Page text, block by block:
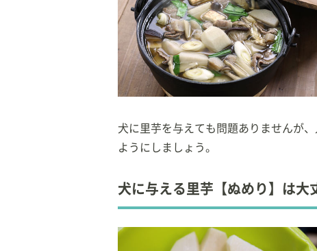
犬に里芋を与えても問題ありませんが、
ようにしましょう。
犬に与える里芋【ぬめり】は大